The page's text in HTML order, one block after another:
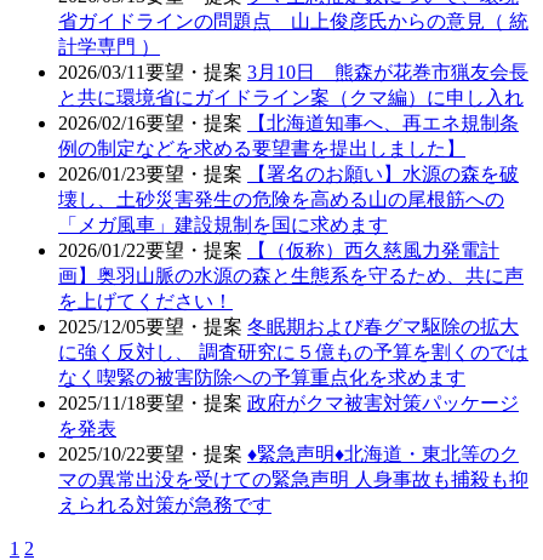
省ガイドラインの問題点 山上俊彦氏からの意見（ 統
計学専門 ）
2026/03/11要望・提案 3月10日 熊森が花巻市猟友会長
と共に環境省にガイドライン案（クマ編）に申し入れ
2026/02/16要望・提案
【北海道知事へ、再エネ規制条
例の制定などを求める要望書を提出しました】
2026/01/23要望・提案
【署名のお願い】水源の森を破
壊し、土砂災害発生の危険を高める山の尾根筋への
「メガ風車」建設規制を国に求めます
2026/01/22要望・提案
【（仮称）西久慈風力発電計
画】奥羽山脈の水源の森と生態系を守るため、共に声
を上げてください！
2025/12/05要望・提案 冬眠期および春グマ駆除の拡大
に強く反対し、 調査研究に５億もの予算を割くのでは
なく喫緊の被害防除への予算重点化を求めます
2025/11/18要望・提案 政府がクマ被害対策パッケージ
を発表
2025/10/22要望・提案 ♦️緊急声明♦️北海道・東北等のク
マの異常出没を受けての緊急声明 人身事故も捕殺も抑
えられる対策が急務です
1 2